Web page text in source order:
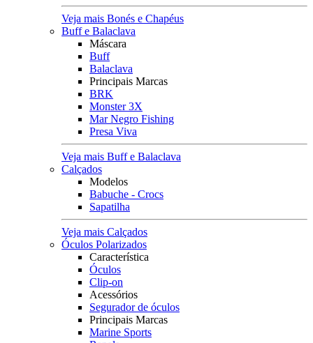
Veja mais Bonés e Chapéus
Buff e Balaclava
Máscara
Buff
Balaclava
Principais Marcas
BRK
Monster 3X
Mar Negro Fishing
Presa Viva
Veja mais Buff e Balaclava
Calçados
Modelos
Babuche - Crocs
Sapatilha
Veja mais Calçados
Óculos Polarizados
Característica
Óculos
Clip-on
Acessórios
Segurador de óculos
Principais Marcas
Marine Sports